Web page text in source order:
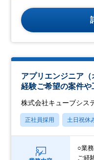
アプリエンジニア
経験ご希望の案件や
株式会社キューブシス
正社員採用 土日祝休
○業
ご経